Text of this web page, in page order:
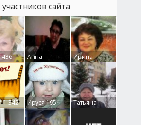
сайта
Анна
Гумлевая0
Ирина
Бруцкая41
1 342 Ируся195
Татьяна
Крючкова0